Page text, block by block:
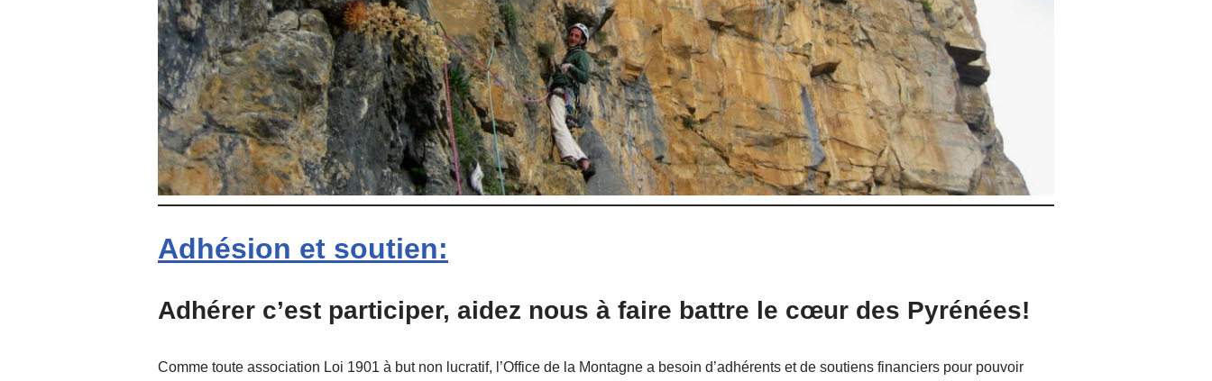
Adhésion et soutien:
Adhérer c’est participer, aidez nous à faire battre le cœur des Pyrénées!
Comme toute association Loi 1901 à but non lucratif, l’Office de la Montagne a besoin d’adhérents et de soutiens financiers pour pouvoir